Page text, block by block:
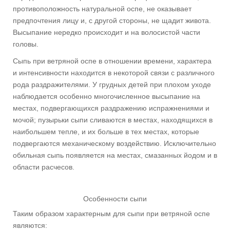
противоположность натуральной оспе, не оказывает
предпочтения лицу и, с другой стороны, не щадит живота.
Высыпание нередко происходит и на волосистой части
головы.
Сыпь при ветряной оспе в отношении времени, характера
и интенсивности находится в некоторой связи с различного
рода раздражителями. У грудных детей при плохом уходе
наблюдается особенно многочисленное высыпание на
местах, подвергающихся раздражению испражнениями и
мочой; пузырьки сыпи сливаются в местах, находящихся в
наибольшем тепле, и их больше в тех местах, которые
подвергаются механическому воздействию. Исключительно
обильная сыпь появляется на местах, смазанных йодом и в
области расчесов.
Особенности сыпи
Таким образом характерным для сыпи при ветряной оспе
являются: